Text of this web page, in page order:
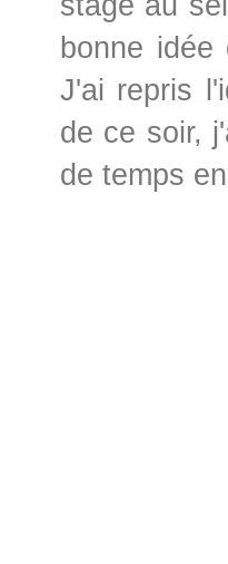
bonne
J'ai repris
de ce soir,
de temps